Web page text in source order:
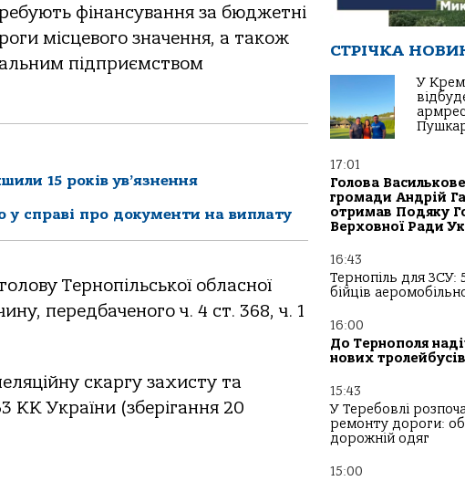
фінансування за бюджетні
місцевого значення, а також
підприємством
15 років ув’язнення
у справі про документи на виплату
Тернопільської обласної
передбаченого ч. 4 ст. 368, ч. 1
скаргу захисту та
КК України (зберігання 20
СТРІЧКА
У
17:01
Голова
громади Андрій
отримав Подяку
Верховної Ради
16:43
Тернопіль для ЗСУ:
бійців
16:00
До Тернополя
нових
15:43
У Теребовлі
ремонту дороги:
дорожній одяг
15:00